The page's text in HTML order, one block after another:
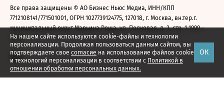
На нашем сайте используются cookie-файлы и технологии
персонализации. Продолжая пользоваться данным сайтом, вы
подтверждаете свое согласие на использование файлов cookie
и технологий персонализации в соответствии с Политикой в
отношении обработки персональных данных.
ОК
Все права защищены © АО Бизнес Ньюс Медиа, ИНН/КПП
7712108141/771501001, ОГРН 1027739124775, 127018, г. Москва, вн.тер.г.
муниципальный округ Марьина Роща, ул. Полковая, д. 3, стр. 1 1999—
2026